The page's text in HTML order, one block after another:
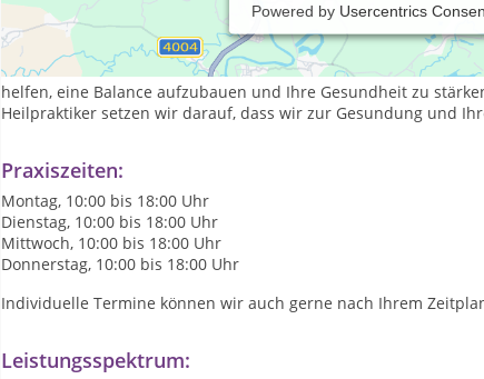
Powered by Usercentrics
Wer sich richtig wohl und gesund fühlen möchte, muss darauf
Seele und Geist spielen alle eine gleichgroße Rolle und sollten
Dabei setzen wir auf den Einsatz der Natur: Mit
helfen, eine Balance aufzubauen und Ihre Gesundheit zu
Heilpraktiker setzen wir darauf, dass wir zur Gesundung und
Praxiszeiten:
Montag, 10:00 bis 18:00 Uhr
Dienstag, 10:00 bis 18:00 Uhr
Mittwoch, 10:00 bis 18:00 Uhr
Donnerstag, 10:00 bis 18:00 Uhr
Individuelle Termine können wir auch gerne nach Ihrem
Leistungsspektrum: